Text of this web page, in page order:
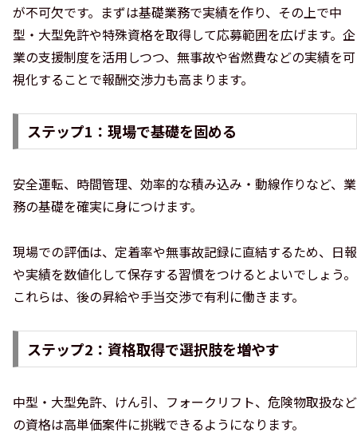
が不可欠です。まずは基礎業務で実績を作り、その上で中
型・大型免許や特殊資格を取得して応募範囲を広げます。企
業の支援制度を活用しつつ、無事故や省燃費などの実績を可
視化することで報酬交渉力も高まります。
ステップ1：現場で基礎を固める
安全運転、時間管理、効率的な積み込み・動線作りなど、業
務の基礎を確実に身につけます。
現場での評価は、定着率や無事故記録に直結するため、日報
や実績を数値化して保存する習慣をつけるとよいでしょう。
これらは、後の昇給や手当交渉で有利に働きます。
ステップ2：資格取得で選択肢を増やす
中型・大型免許、けん引、フォークリフト、危険物取扱など
の資格は高単価案件に挑戦できるようになります。